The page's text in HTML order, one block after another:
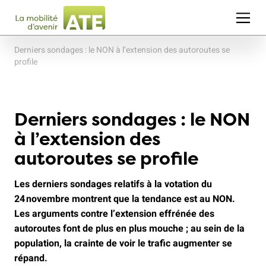
Derniers sondages : le NON à l’extension des autoroutes se
profile
Derniers sondages : le NON
à l’extension des
autoroutes se profile
Les derniers sondages relatifs à la votation du
24 novembre montrent que la tendance est au NON.
Les arguments contre l’extension effrénée des
autoroutes font de plus en plus mouche ; au sein de la
population, la crainte de voir le trafic augmenter se
répand.